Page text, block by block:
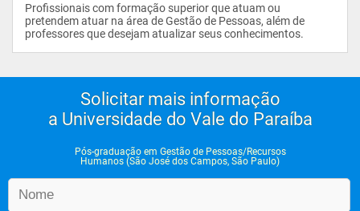
Profissionais com formação superior que atuam ou
pretendem atuar na área de Gestão de Pessoas, além de
Solicitar mais informação
a Universidade do Vale do Paraíba
Pós-graduação em Gestão de Pessoas/Recursos
Humanos (São José dos Campos, São Paulo)